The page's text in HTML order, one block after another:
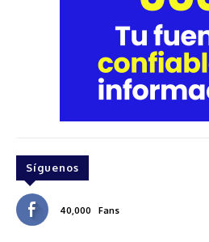
Síguenos
40,000 Fans